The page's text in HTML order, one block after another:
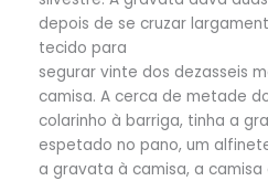
depois de se cruzar
tecido para
segurar vinte dos dezasseis
camisa. A cerca de metade
colarinho à barriga, tinha a
espetado no pano, um
a gravata à camisa, a